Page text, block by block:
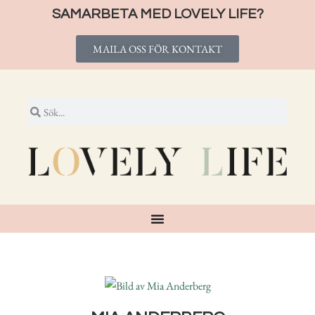
SAMARBETA MED LOVELY LIFE?
MAILA OSS FÖR KONTAKT